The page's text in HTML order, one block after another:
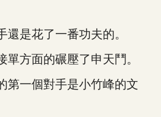
是花了一番功夫的。
方面的碾壓了申天鬥。
一個對手是小竹峰的文